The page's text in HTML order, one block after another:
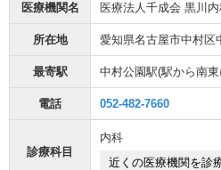
医療機関名 医療法人千成会 黒川
所在地 愛知県名古屋市中村区
最寄駅 中村公園駅(駅から南
電話 052-482-7660
診療科目
内科
近くの医療機関を診